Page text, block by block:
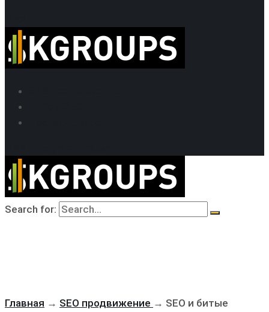
Search for:
Главная → SEO продвижение → SEO и битые